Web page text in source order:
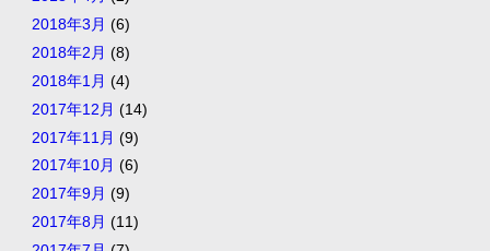
2018年3月 (6)
2018年2月 (8)
2018年1月 (4)
2017年12月 (14)
2017年11月 (9)
2017年10月 (6)
2017年9月 (9)
2017年8月 (11)